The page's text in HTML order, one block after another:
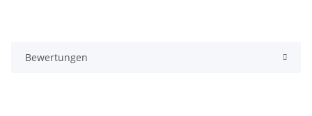
Bewertungen